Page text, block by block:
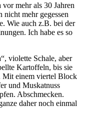
mehr als 30 Jahren
nicht mehr gegessen
Wie auch z.B. bei der
Ich habe es so
violette Schale, aber
Kartoffeln, bis sie
Mit einem viertel Block
und Muskatnuss
Abschmecken.
daher noch einmal